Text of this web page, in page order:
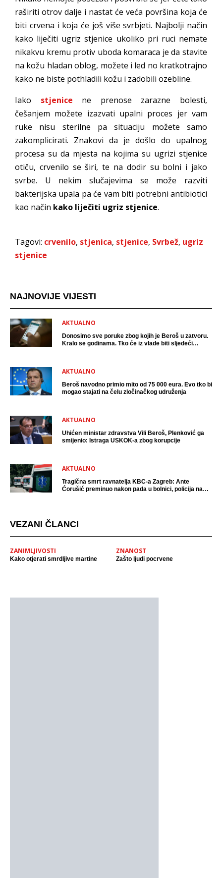
raširiti otrov dalje i nastat će veća površina koja će
biti crvena i koja će još više svrbjeti. Najbolji način
kako liječiti ugriz stjenice ukoliko pri ruci nemate
nikakvu kremu protiv uboda komaraca je da stavite
na kožu hladan oblog, možete i led no kratkotrajno
kako ne biste pothladili kožu i zadobili ozebline.
Iako stjenice ne prenose zarazne bolesti,
češanjem možete izazvati upalni proces jer vam
ruke nisu sterilne pa situaciju možete samo
zakomplicirati. Znakovi da je došlo do upalnog
procesa su da mjesta na kojima su ugrizi stjenice
otiču, crvenilo se širi, te na dodir su bolni i jako
svrbe. U nekim slučajevima se može razviti
bakterijska upala pa će vam biti potrebni antibiotici
kao način kako liječiti ugriz stjenice.
Tagovi: crvenilo, stjenica, stjenice, Svrbež, ugriz
stjenice
NAJNOVIJE VIJESTI
AKTUALNO
Donosimo sve poruke zbog kojih je Beroš u zatvoru.
Kralo se godinama. Tko će iz vlade biti sljedeći
AKTUALNO
Beroš navodno primio mito od 75 000 eura. Evo tko bi
mogao stajati na čelu zločinačkog udruženja
AKTUALNO
Uhićen ministar zdravstva Vili Beroš, Plenković ga
smijenio: Istraga USKOK-a zbog korupcije
AKTUALNO
Tragična smrt ravnatelja KBC-a Zagreb: Ante
Ćorušić preminuo nakon pada u bolnici, policija na
VEZANI ČLANCI
ZANIMLJIVOSTI
Kako otjerati smrdljive martine
ZNANOST
Zašto ljudi pocrvene